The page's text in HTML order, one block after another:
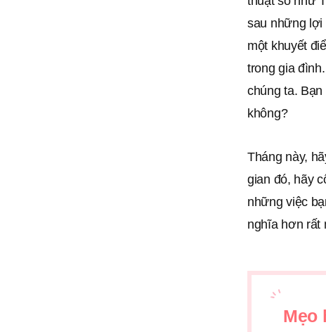
sau những lợi
một khuyết
trong gia
chúng ta.
không?
Tháng này,
gian đó, hãy
những việc
nghĩa hơn rất
Mẹo